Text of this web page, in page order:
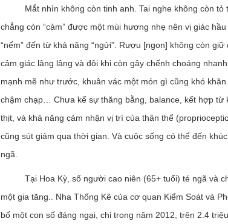
Mắt nhìn không còn tinh anh. Tai nghe không còn tỏ
chẳng còn “cảm” được một mùi hương nhẹ nên vị giác
“nếm” đến từ khả năng “ngửi”. Rượu [ngon] không còn
cảm giác lâng lâng và đôi khi còn gây chếnh choáng
mạnh mẽ như trước, khuân vác một món gì cũng khó
chậm chạp… Chưa kể sự thăng bằng, balance, kết hợp từ
thịt, và khả năng cảm nhận vị trí của thân thể
cũng sút giảm qua thời gian. Và cuộc sống có thể đến
ngã.
Tại Hoa Kỳ, số người cao niên (65+ tuổi) té ngã và
một gia tăng.. Nha Thống Kê của cơ quan Kiểm Soát và
bố một con số đáng ngại, chỉ trong năm 2012, trên 2.4